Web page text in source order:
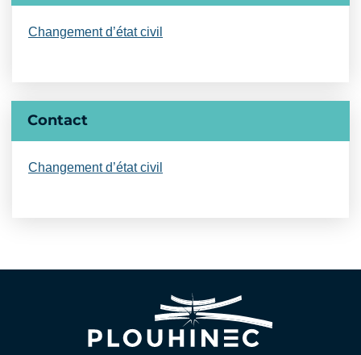
Changement d’état civil
Contact
Changement d’état civil